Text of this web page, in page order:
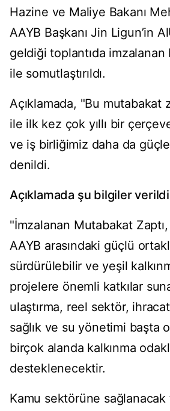
Hazine ve Maliye Bakanı
AAYB Başkanı Jin Ligun’in
geldiği toplantıda imzalanan
ile somutlaştırıldı.
Açıklamada, "Bu mutabakat
ile ilk kez çok yıllı bir
ve iş birliğimiz daha da
denildi.
Açıklamada şu bilgiler
"İmzalanan Mutabakat
AAYB arasındaki güçlü
sürdürülebilir ve yeşil
projelere önemli katkılar
ulaştırma, reel sektör,
sağlık ve su yönetimi başta
birçok alanda kalkınma
desteklenecektir.
Kamu sektörüne sağlanacak